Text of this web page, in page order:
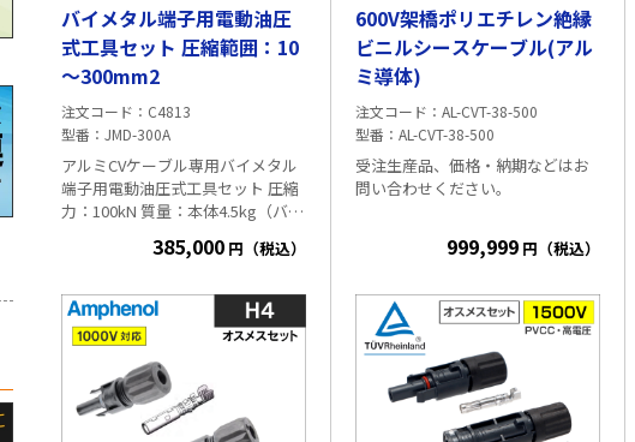
バイメタル端子用電動油圧
式工具セット 圧縮範囲：10
～300mm2
注文コード
C4813
型番
JMD-300A
アルミCVケーブル専用バイメタル
端子用電動油圧式工具セット 圧縮
力：100kN 質量：本体4.5kg（バッ
10～300mm2 付属品：バッテリ
速充電器（マキタ DC18RF：取扱
説明書） セット内容：工具本体、
圧縮ダイス、収納ケース、マニュ
385,000 円（税込）
600V架橋ポリエチレン絶縁
ビニルシースケーブル(アル
ミ導体)
注文コード
AL-CVT-38-500
型番
AL-CVT-38-500
受注生産品、価格・納期などはお
問い合わせください。
軽量・安定供給・盗
ミCVTのメリット📌軽
い／同等の銅ケーブルよ
り、50～70%軽量
ーブルは銅に比べて軽量。 ケーブ
ルの搬入設置作業が容易になり、
999,999 円（税込）